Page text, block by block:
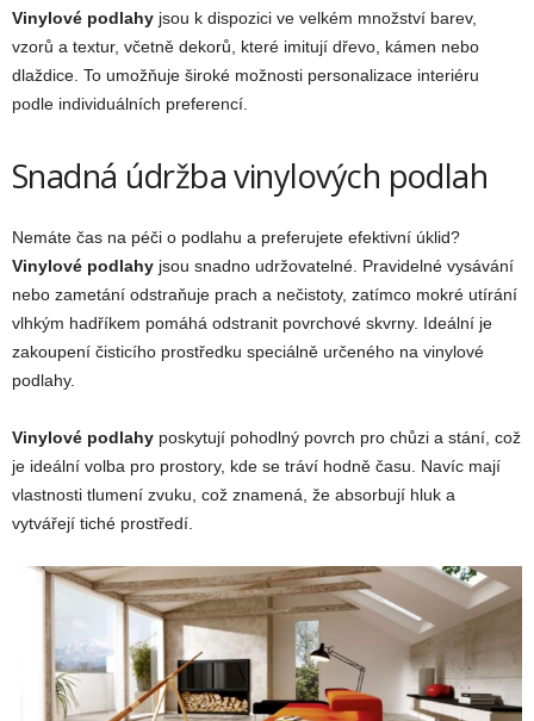
Vinylové podlahy jsou k dispozici ve velkém množství barev,
vzorů a textur, včetně dekorů, které imitují dřevo, kámen nebo
dlaždice. To umožňuje široké možnosti personalizace interiéru
podle individuálních preferencí.
Snadná údržba vinylových podlah
Nemáte čas na péči o podlahu a preferujete efektivní úklid?
Vinylové podlahy jsou snadno udržovatelné. Pravidelné vysávání
nebo zametání odstraňuje prach a nečistoty, zatímco mokré utírání
vlhkým hadříkem pomáhá odstranit povrchové skvrny. Ideální je
zakoupení čisticího prostředku speciálně určeného na vinylové
podlahy.
Vinylové podlahy poskytují pohodlný povrch pro chůzi a stání, což
je ideální volba pro prostory, kde se tráví hodně času. Navíc mají
vlastnosti tlumení zvuku, což znamená, že absorbují hluk a
vytvářejí tiché prostředí.